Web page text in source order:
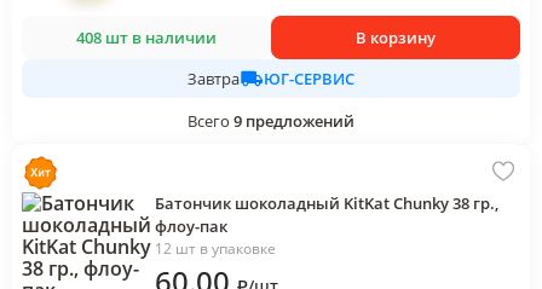
408 шт в наличии
В корзину
Завтра
ЮГ-СЕРВИС
Всего 9 предложений
Батончик шоколадный KitKat Chunky 38 гр.,
флоу-пак
12 шт в упаковке